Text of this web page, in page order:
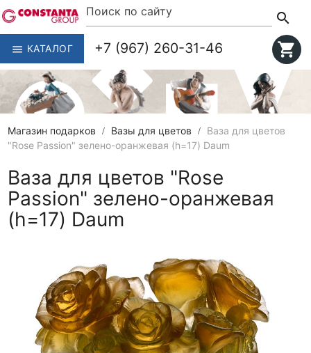
menu КАТАЛОГ
search
+7 (967) 260-31-46
shopping_cart
Магазин подарков Вазы для цветов
Ваза для цветов
"Rose Passion" зелено-оранжевая (h=17) Daum
Ваза для цветов "Rose
Passion" зелено-оранжевая
(h=17) Daum